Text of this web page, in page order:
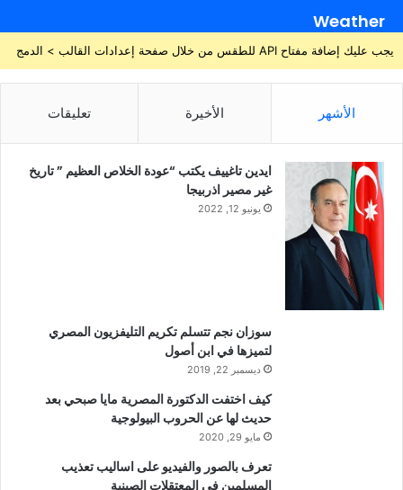
Weather
يجب عليك إضافة مفتاح API للطقس من خلال صفحة إعدادات القالب > الدمج
الأشهر الأخيرة تعليقات
ايدين تاغييف يكتب “عودة الخلاص العظيم ” تاريخ
غير مصير اذربيجا
يونيو 12, 2022
سوزان نجم تتسلم تكريم التليفزيون المصري
لتميزها في ابن أصول
ديسمبر 22, 2019
كيف اختفت الدكتورة المصرية مايا صبحي بعد
حديث لها عن الحروب البيولوجية
مايو 29, 2020
تعرف بالصور والفيديو على اساليب تعذيب
المسلمين في المعتقلات الصينية